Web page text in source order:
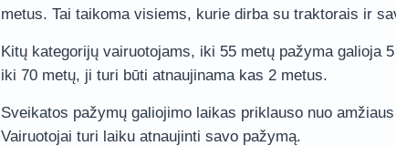
metus. Tai taikoma visiems, kurie dirba su traktorais ir
Kitų kategorijų vairuotojams, iki 55 metų pažyma galioja
iki 70 metų, ji turi būti atnaujinama kas 2 metus.
Sveikatos pažymų galiojimo laikas priklauso nuo
Vairuotojai turi laiku atnaujinti savo pažymą.